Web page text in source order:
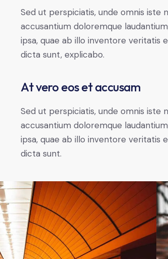
Sed ut perspiciatis, unde omnis iste
accusantium doloremque
ipsa, quae ab illo inventore veritatis
dicta sunt, explicabo.
At vero eos et accusam
Sed ut perspiciatis, unde omnis iste
accusantium doloremque
ipsa, quae ab illo inventore veritatis
dicta sunt.